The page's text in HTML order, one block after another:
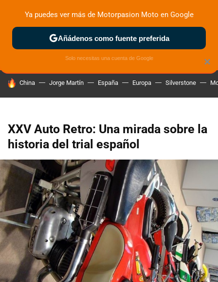
ZONA DE PRUEBAS DEPORTIVAS MOTOS ELÉCTRICAS
HOY SE HABLA DE
China Jorge Martín España Europa Silverstone
XXV Auto Retro: Una mirada sobre la
historia del trial español
×
Ya puedes ver más de Motorpasion Moto en Google
Añádenos como fuente preferida
Solo necesitas una cuenta de Google